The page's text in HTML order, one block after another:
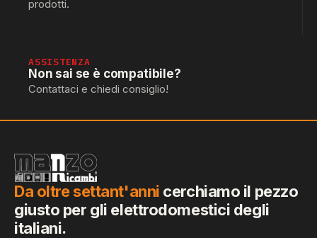
prodotti.
ASSISTENZA
Non sai se è compatibile?
Contattaci e chiedi consiglio!
Da oltre settant'anni cerchiamo il pezzo
giusto per gli elettrodomestici degli
italiani.